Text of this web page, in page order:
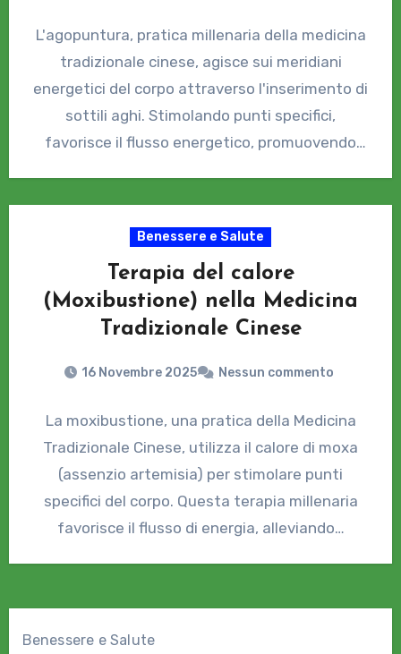
L'agopuntura, pratica millenaria della medicina
tradizionale cinese, agisce sui meridiani
energetici del corpo attraverso l'inserimento di
sottili aghi. Stimolando punti specifici,
favorisce il flusso energetico, promuovendo
Benessere e Salute
Terapia del calore
(Moxibustione) nella Medicina
Tradizionale Cinese
16 Novembre 2025 Nessun commento
La moxibustione, una pratica della Medicina
Tradizionale Cinese, utilizza il calore di moxa
(assenzio artemisia) per stimolare punti
specifici del corpo. Questa terapia millenaria
favorisce il flusso di energia, alleviando…
Benessere e Salute